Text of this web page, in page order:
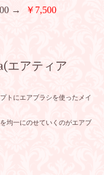
→
￥7,500
エアティア
トにエアブラシを使ったメイ
均一にのせていくのがエアブ